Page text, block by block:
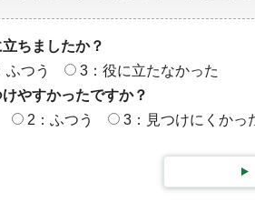
ちましたか？
ふつう
3：役に立たなかった
やすかったですか？
2：ふつう 3：見つけにくかっ